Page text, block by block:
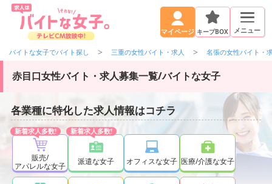
マイページ キープBOX メニュー
バイトな女子でバイト探し 三重の女性バイト・求人 名張の女性バイト・
赤目口女性バイト・求人募集一覧/バイトな女子
各業種に特化した求人情報はコチラ
販売/
アパレルな女子
派遣な女子 オフィスな女子 医療/介護な女子